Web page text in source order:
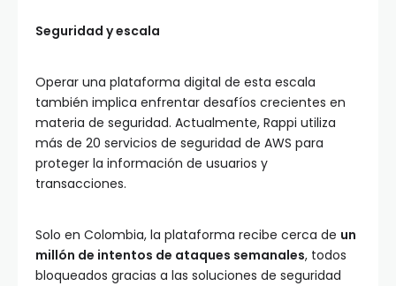
Seguridad y escala
Operar una plataforma digital de esta escala
también implica enfrentar desafíos crecientes en
materia de seguridad. Actualmente, Rappi utiliza
más de 20 servicios de seguridad de AWS para
proteger la información de usuarios y
transacciones.
Solo en Colombia, la plataforma recibe cerca de un
millón de intentos de ataques semanales, todos
bloqueados gracias a las soluciones de seguridad